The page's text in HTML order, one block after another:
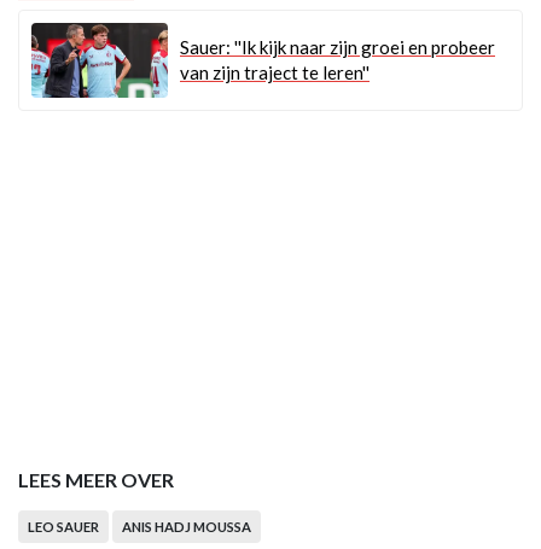
Sauer: ''Ik kijk naar zijn groei en probeer
van zijn traject te leren''
LEES MEER OVER
LEO SAUER ANIS HADJ MOUSSA